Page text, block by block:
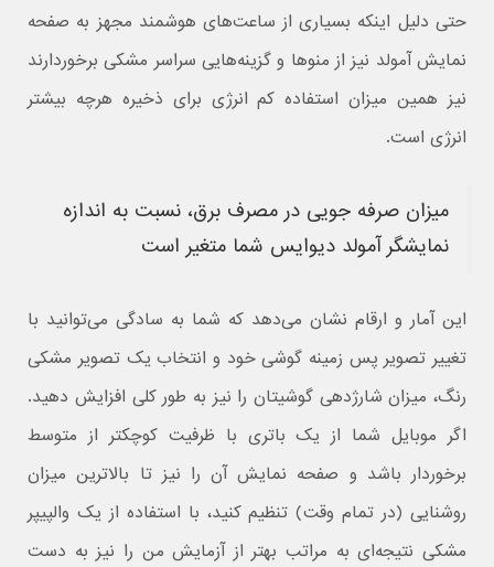
حتی دلیل اینکه بسیاری از ساعت‌های هوشمند مجهز به صفحه
نمایش آمولد نیز از منوها و گزینه‌هایی سراسر مشکی برخوردارند
نیز همین میزان استفاده کم انرژی برای ذخیره هرچه بیشتر
انرژی است.
میزان صرفه جویی در مصرف برق، نسبت به اندازه
نمایشگر آمولد دیوایس شما متغیر است
این آمار و ارقام نشان می‌دهد که شما به سادگی می‌توانید با
تغییر تصویر پس زمینه گوشی خود و انتخاب یک تصویر مشکی
رنگ، میزان شارژدهی گوشیتان را نیز به طور کلی افزایش دهید.
اگر موبایل شما از یک باتری با ظرفیت کوچکتر از متوسط
برخوردار باشد و صفحه نمایش آن را نیز تا بالاترین میزان
روشنایی (در تمام وقت) تنظیم کنید، با استفاده از یک والپیپر
مشکی نتیجه‌ای به مراتب بهتر از آزمایش من را نیز به دست